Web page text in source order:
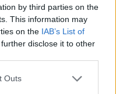
by third parties on the
This information may
on the IAB’s List of
disclose it to other
one or more Google
Outs